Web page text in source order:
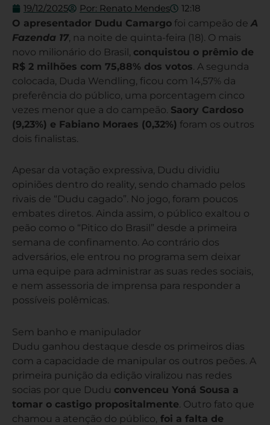
19/12/2025 Por: Renato Mendes 12:18
O apresentador Dudu Camargo foi campeão deA
Fazenda 17, na noite de quinta-feira (18). O mais
novo milionário do Brasil, conquistou o prêmio de
R$ 2 milhões com 75,88% dos votos. A segunda
colocada, Duda Wendling, ficou com 14,57% da
preferência do público, uma porcentagem cinco
vezes menor que a do campeão. Saory Cardoso
(9,23%) e Fabiano Moraes (0,32%) foram os outros
dois finalistas.
Apesar da votação expressiva, Dudu dividiu
opiniões dentro do reality, sendo chamado pelos
rivais de “Dudu cagado”. No jogo, foram poucos
embates diretos. Ainda assim, o público exaltou o
peão como o “Pitico do Brasil” desde a primeira
semana de confinamento. Ao contrário dos
adversários, ele entrou no programa sem deixar
uma equipe para administrar as suas redes sociais,
e nem assessoria de imprensa para responder a
possíveis polêmicas.
Sem banho e manipulador
Dudu ganhou destaque desde os primeiros dias
com a capacidade de manipular os outros peões. A
primeira punição da edição viralizou nas redes
socias por que Dudu convenceu Yoná Sousa a
tomar o castigo propositalmente . Outro fato que
chamou a atenção do público, foi a falta de